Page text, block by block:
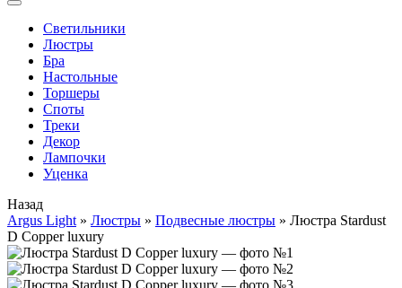
Cветильники
Люстры
Бра
Настольные
Торшеры
Споты
Треки
Декор
Лампочки
Уценка
Назад
Argus Light » Люстры » Подвесные люстры » Люстра Stardust
D Copper luxury